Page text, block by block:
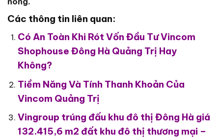
Các thông tin liên quan:
Có An Toàn Khi Rót Vốn Đầu Tư Vincom
Shophouse Đông Hà Quảng Trị Hay
Không?
Tiềm Năng Và Tính Thanh Khoản Của
Vincom Quảng Trị
Vingroup trúng đấu khu đô thị Đông Hà giá
132.415,6 m2 đất khu đô thị thương mại –